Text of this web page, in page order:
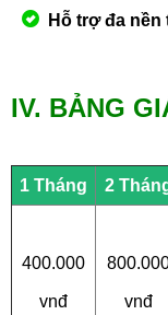
Hỗ trợ đa nền
IV. BẢNG
1 Tháng 2
400.000
vnđ
8
vnđ